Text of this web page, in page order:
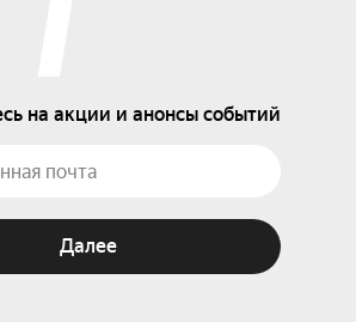
на акции и анонсы событий
Далее